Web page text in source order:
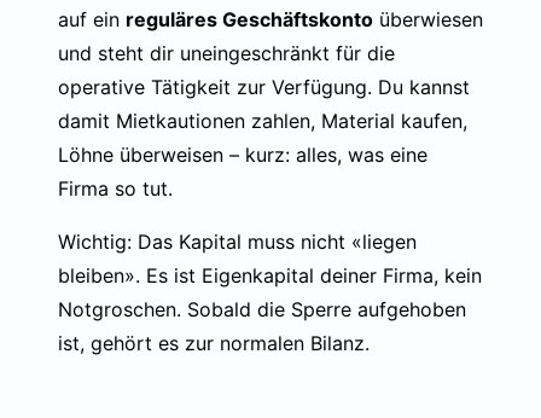
auf ein reguläres Geschäftskonto überwiesen
und steht dir uneingeschränkt für die
operative Tätigkeit zur Verfügung. Du kannst
damit Mietkautionen zahlen, Material kaufen,
Löhne überweisen – kurz: alles, was eine
Firma so tut.
Wichtig: Das Kapital muss nicht «liegen
bleiben». Es ist Eigenkapital deiner Firma, kein
Notgroschen. Sobald die Sperre aufgehoben
ist, gehört es zur normalen Bilanz.